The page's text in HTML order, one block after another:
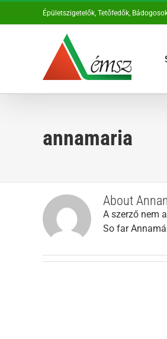
Épületszigetelők, Tetőfedők,
annamaria
About
A szerző nem
So far